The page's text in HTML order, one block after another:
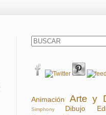
Animación Arte y
Simphony
Dibujo